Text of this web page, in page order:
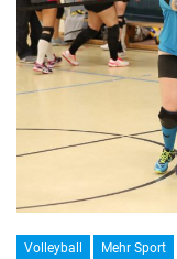
Volleyball Mehr Sport